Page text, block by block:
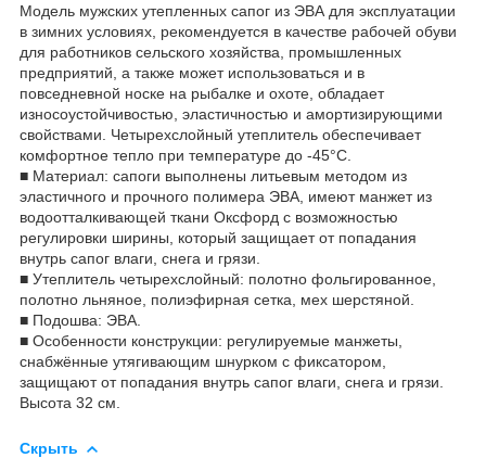
Модель мужских утепленных сапог из ЭВА для эксплуатации
в зимних условиях, рекомендуется в качестве рабочей обуви
для работников сельского хозяйства, промышленных
предприятий, а также может использоваться и в
повседневной носке на рыбалке и охоте, обладает
износоустойчивостью, эластичностью и амортизирующими
свойствами. Четырехслойный утеплитель обеспечивает
комфортное тепло при температуре до -45°С.
■ Материал: сапоги выполнены литьевым методом из
эластичного и прочного полимера ЭВА, имеют манжет из
водоотталкивающей ткани Оксфорд с возможностью
регулировки ширины, который защищает от попадания
внутрь сапог влаги, снега и грязи.
■ Утеплитель четырехслойный: полотно фольгированное,
полотно льняное, полиэфирная сетка, мех шерстяной.
■ Подошва: ЭВА.
■ Особенности конструкции: регулируемые манжеты,
снабжённые утягивающим шнурком с фиксатором,
защищают от попадания внутрь сапог влаги, снега и грязи.
Высота 32 см.
Скрыть